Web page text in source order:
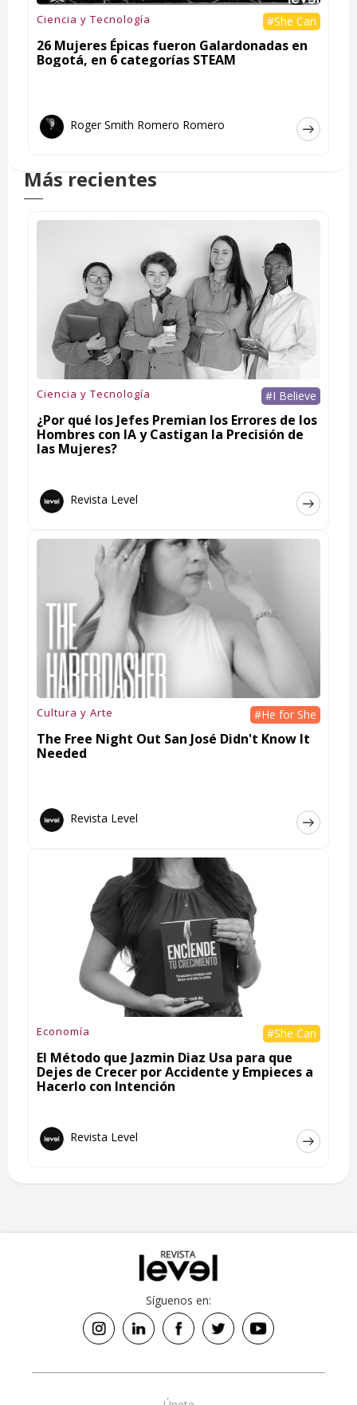
Ciencia y Tecnología #She Can
26 Mujeres Épicas fueron Galardonadas en
Bogotá, en 6 categorías STEAM
Roger Smith Romero Romero
Más recientes
Ciencia y Tecnología #I Believe
¿Por qué los Jefes Premian los Errores de los
Hombres con IA y Castigan la Precisión de
las Mujeres?
Revista Level
Cultura y Arte #He for She
The Free Night Out San José Didn't Know It
Needed
Revista Level
Economía #She Can
El Método que Jazmin Diaz Usa para que
Dejes de Crecer por Accidente y Empieces a
Hacerlo con Intención
Revista Level
Síguenos en: